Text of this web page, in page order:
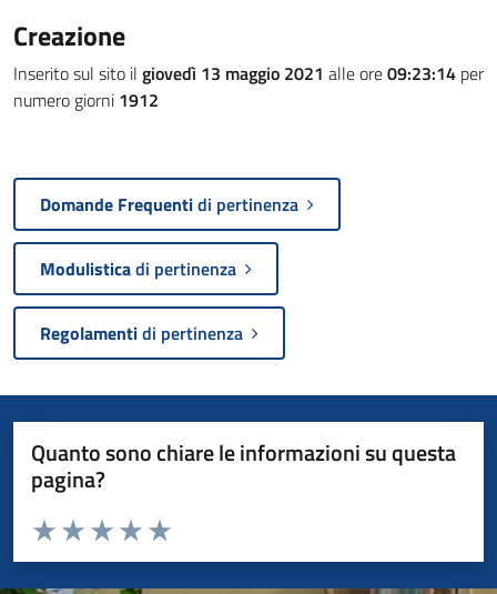
Creazione
Inserito sul sito il giovedì 13 maggio 2021 alle ore09:23:14 per
numero giorni 1912
Domande Frequentidi pertinenza
Modulisticadi pertinenza
Regolamentidi pertinenza
Quanto sono chiare le informazioni su questa
pagina?
Valuta da 1 a 5 stelle la pagina
Valuta 5 stelle su 5
Valuta 4 stelle su 5
Valuta 3 stelle su 5
Valuta 2 stelle su 5
Valuta 1 stelle su 5